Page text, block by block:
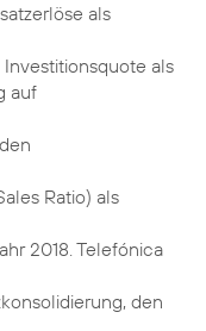
als
als
auf
Ratio) als
2018. Telefónica
den